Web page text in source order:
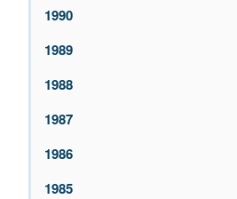
1990
1989
1988
1987
1986
1985